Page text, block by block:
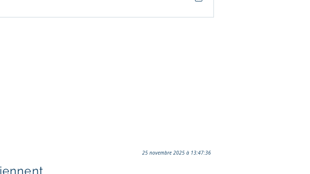
25 novembre 2025 à 13:47:36